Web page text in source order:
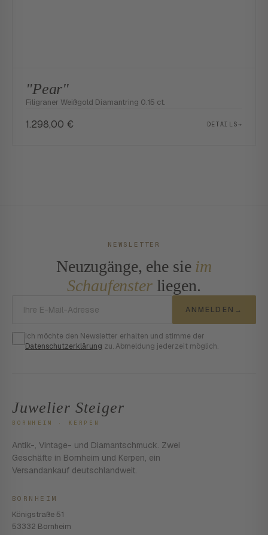
"Pear"
Filigraner Weißgold Diamantring 0.15 ct.
1.298,00 € DETAILS→
NEWSLETTER
Neuzugänge, ehe sie im
Schaufensterliegen.
ANMELDEN →
Ich möchte den Newsletter erhalten und stimme der
Datenschutzerklärung zu. Abmeldung jederzeit möglich.
Juwelier Steiger
BORNHEIM · KERPEN
Antik-, Vintage- und Diamantschmuck. Zwei
Geschäfte in Bornheim und Kerpen, ein
Versandankauf deutschlandweit.
BORNHEIM
Königstraße 51
53332 Bornheim